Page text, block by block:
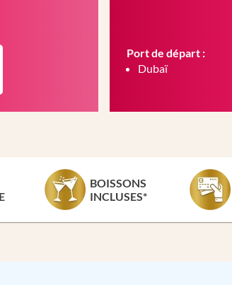
Port de départ :
Dubaï
BOISSONS
INCLUSES*